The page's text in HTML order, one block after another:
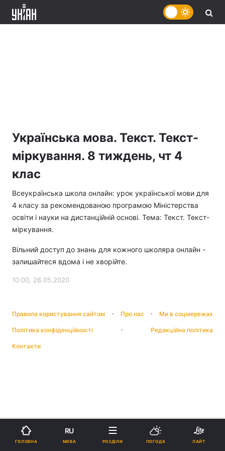
Українська мова. Текст. Текст-
міркування. 8 тиждень, чт 4
клас
Всеукраїнська школа онлайн: урок української мови для
4 класу за рекомендованою програмою Міністерства
освіти і науки на дистанційній основі. Тема: Текст. Текст-
міркування.
Вільний доступ до знань для кожного школяра онлайн -
залишайтеся вдома і не хворійте.
10:00, 28.05.2020
Правила користування сайтом Про нас Ми в соцмережах
Політика конфіденційності Редакційна політика
Контакти
ГОЛОВНА
RU
МОВА РОЗДІЛИ ПОГОДА ЛАЙТ